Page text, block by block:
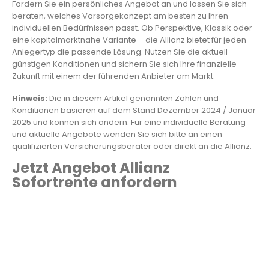
Fordern Sie ein persönliches Angebot an und lassen Sie sich
beraten, welches Vorsorgekonzept am besten zu Ihren
individuellen Bedürfnissen passt. Ob Perspektive, Klassik oder
eine kapitalmarktnahe Variante – die Allianz bietet für jeden
Anlegertyp die passende Lösung. Nutzen Sie die aktuell
günstigen Konditionen und sichern Sie sich Ihre finanzielle
Zukunft mit einem der führenden Anbieter am Markt.
Hinweis: Die in diesem Artikel genannten Zahlen und
Konditionen basieren auf dem Stand Dezember 2024 / Januar
2025 und können sich ändern. Für eine individuelle Beratung
und aktuelle Angebote wenden Sie sich bitte an einen
qualifizierten Versicherungsberater oder direkt an die Allianz.
Jetzt Angebot Allianz
Sofortrente anfordern